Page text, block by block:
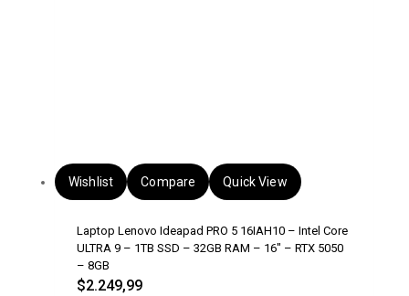
Wishlist Compare Quick View
Laptop Lenovo Ideapad PRO 5 16IAH10 – Intel Core
ULTRA 9 – 1TB SSD – 32GB RAM – 16″ – RTX 5050
– 8GB
$2.249,99